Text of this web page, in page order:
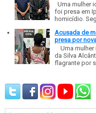
Uma mulher
foi presa em
homicídio.
Acusada de
presa por
Uma mulher
da Silva
flagrante por